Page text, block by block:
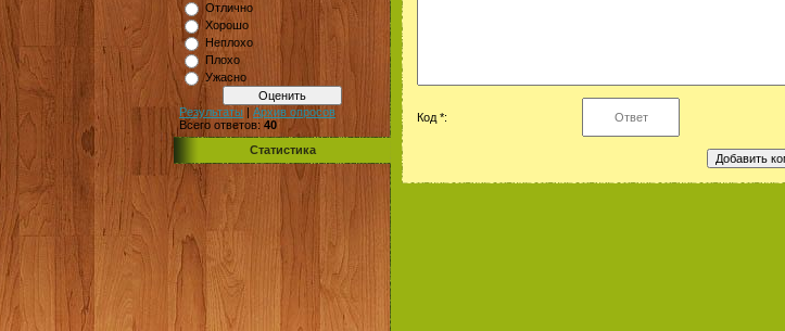
Отлично
Хорошо
Неплохо
Плохо
Ужасно
Результаты | Архив опросов
Всего ответов: 40
Статистика
Код *: